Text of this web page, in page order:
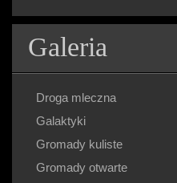
Galeria
Droga mleczna
Galaktyki
Gromady kuliste
Gromady otwarte